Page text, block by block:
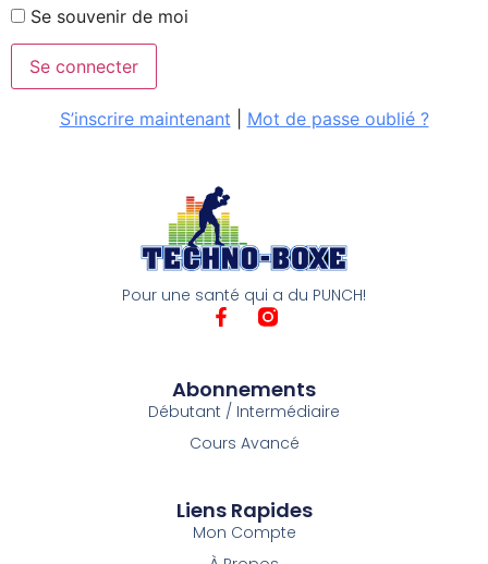
Se souvenir de moi
S’inscrire maintenant Mot de passe oublié ?
Pour une santé qui a du PUNCH!
Abonnements
Débutant / Intermédiaire
Cours Avancé
Liens Rapides
Mon Compte